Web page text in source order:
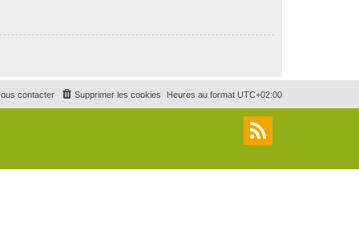
Heures au format UTC+02:00
Supprimer les cookies
contacter